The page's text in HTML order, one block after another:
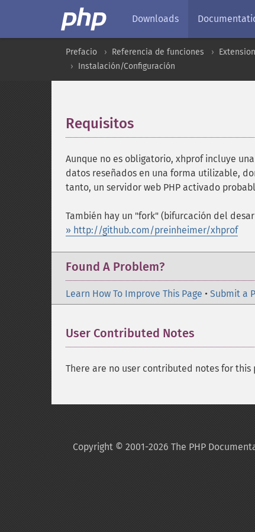
Downloads
Prefacio Referencia de funciones
Instalación/Configuración
Requisitos
Aunque no es obligatorio, xhprof incluye
datos reseñados en una forma utilizable,
tanto, un servidor web PHP activado
También hay un "fork" (bifurcación del
» http://github.com/preinheimer/xhprof
Found A Problem?
Learn How To Improve This Page • Submit a
User Contributed Notes
There are no user contributed notes for this
Copyright © 2001-2026 The PHP